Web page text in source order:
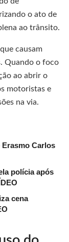
o ato de
ao trânsito.
causam
Quando o foco
ao abrir o
motoristas e
na via.
Carlos
polícia após
cena